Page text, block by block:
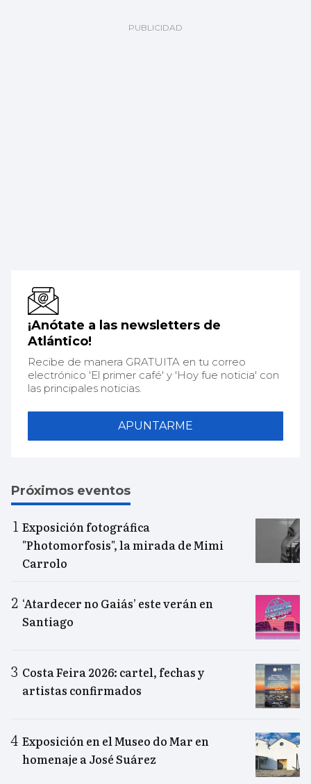
¡Anótate a las newsletters de
Atlántico!
Recibe de manera GRATUITA en tu correo
electrónico 'El primer café' y 'Hoy fue noticia' con
las principales noticias.
APUNTARME
Próximos eventos
Exposición fotográfica
"Photomorfosis", la mirada de Mimi
Carrolo
‘Atardecer no Gaiás’ este verán en
Santiago
Costa Feira 2026: cartel, fechas y
artistas confirmados
Exposición en el Museo do Mar en
homenaje a José Suárez